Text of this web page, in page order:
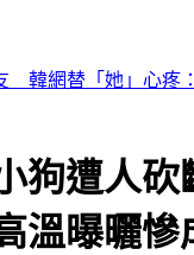
威力彩頭獎、二獎
狗遭人砍
溫曝曬慘